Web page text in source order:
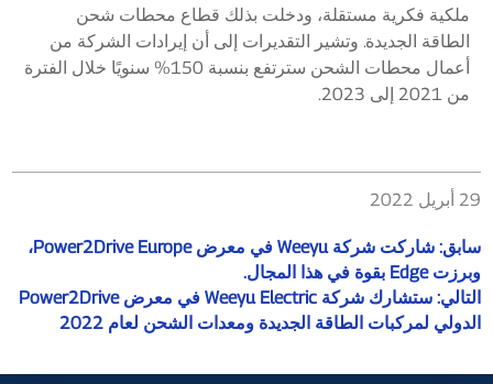
ملكية فكرية مستقلة، ودخلت بذلك قطاع محطات شحن
الطاقة الجديدة. وتشير التقديرات إلى أن إيرادات الشركة من
أعمال محطات الشحن سترتفع بنسبة 150% سنويًا خلال الفترة
من 2021 إلى 2023.
29 أبريل 2022
سابق:
شاركت شركة Weeyu في معرض Power2Drive Europe،
وبرزت Edge بقوة في هذا المجال.
التالي:
ستشارك شركة Weeyu Electric في معرض Power2Drive
الدولي لمركبات الطاقة الجديدة ومعدات الشحن لعام 2022